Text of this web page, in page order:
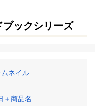
ブックシリーズ
ムネイル
＋商品名